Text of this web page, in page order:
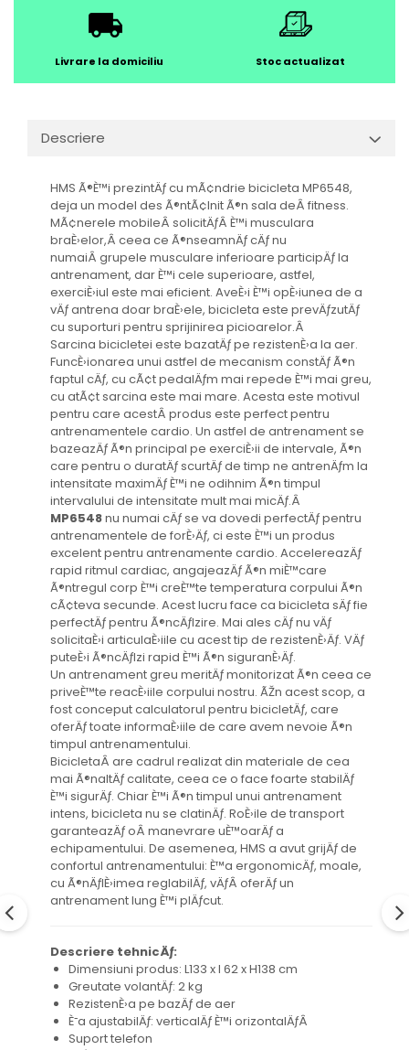
Livrare la domiciliu Stoc actualizat
Descriere
HMS Ã®È™i prezintÄƒ cu mÃ¢ndrie bicicleta MP6548,
deja un model des Ã®ntÃ¢lnit Ã®n sala deÂ fitness.
MÃ¢nerele mobileÂ solicitÄƒÂ È™i musculara
braÈ›elor,Â ceea ce Ã®nseamnÄƒ cÄƒ nu
numaiÂ grupele musculare inferioare participÄƒ la
antrenament, dar È™i cele superioare, astfel,
exerciÈ›iul este mai eficient. AveÈ›i È™i opÈ›iunea de a
vÄƒ antrena doar braÈ›ele, bicicleta este prevÄƒzutÄƒ
cu suporturi pentru sprijinirea picioarelor.Â
Sarcina bicicletei este bazatÄƒ pe rezistenÈ›a la aer.
FuncÈ›ionarea unui astfel de mecanism constÄƒ Ã®n
faptul cÄƒ, cu cÃ¢t pedalÄƒm mai repede È™i mai greu,
cu atÃ¢t sarcina este mai mare. Acesta este motivul
pentru care acestÂ produs este perfect pentru
antrenamentele cardio. Un astfel de antrenament se
bazeazÄƒ Ã®n principal pe exerciÈ›ii de intervale, Ã®n
care pentru o duratÄƒ scurtÄƒ de timp ne antrenÄƒm la
intensitate maximÄƒ È™i ne odihnim Ã®n timpul
intervalului de intensitate mult mai micÄƒ.Â
MP6548nu numai cÄƒ se va dovedi perfectÄƒ pentru
antrenamentele de forÈ›Äƒ, ci este È™i un produs
excelent pentru antrenamente cardio. AccelereazÄƒ
rapid ritmul cardiac, angajeazÄƒ Ã®n miÈ™care
Ã®ntregul corp È™i creÈ™te temperatura corpului Ã®n
cÃ¢teva secunde. Acest lucru face ca bicicleta sÄƒ fie
perfectÄƒ pentru Ã®ncÄƒlzire. Mai ales cÄƒ nu vÄƒ
solicitaÈ›i articulaÈ›iile cu acest tip de rezistenÈ›Äƒ. VÄƒ
puteÈ›i Ã®ncÄƒlzi rapid È™i Ã®n siguranÈ›Äƒ.
Un antrenament greu meritÄƒ monitorizat Ã®n ceea ce
priveÈ™te reacÈ›iile corpului nostru. ÃŽn acest scop, a
fost conceput calculatorul pentru bicicletÄƒ, care
oferÄƒ toate informaÈ›iile de care avem nevoie Ã®n
timpul antrenamentului.
BicicletaÂ are cadrul realizat din materiale de cea
mai Ã®naltÄƒ calitate, ceea ce o face foarte stabilÄƒ
È™i sigurÄƒ. Chiar È™i Ã®n timpul unui antrenament
intens, bicicleta nu se clatinÄƒ. RoÈ›ile de transport
garanteazÄƒ oÂ manevrare uÈ™oarÄƒ a
echipamentului. De asemenea, HMS a avut grijÄƒ de
confortul antrenamentului: È™a ergonomicÄƒ, moale,
cu Ã®nÄƒlÈ›imea reglabilÄƒ, vÄƒÂ oferÄƒ un
antrenament lung È™i plÄƒcut.
Descriere tehnicÄƒ:
Dimensiuni produs: L133 x l 62 x H138 cm
Greutate volantÄƒ: 2 kg
RezistenÈ›a pe bazÄƒ de aer
È˜a ajustabilÄƒ: verticalÄƒ È™i orizontalÄƒÂ
Suport telefon